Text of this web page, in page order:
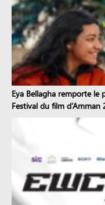
Eya Bellagha remporte le
Festival du film d’Amman